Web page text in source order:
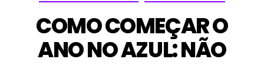
COMO COMEÇAR O
ANO NO AZUL: NÃO